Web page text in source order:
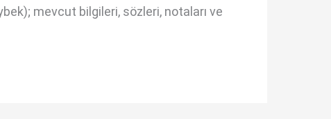
mevcut bilgileri, sözleri, notaları ve